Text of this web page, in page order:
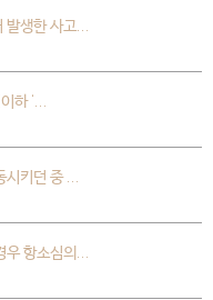
생한 사고…
하 ‘…
키던 중 …
항소심의…